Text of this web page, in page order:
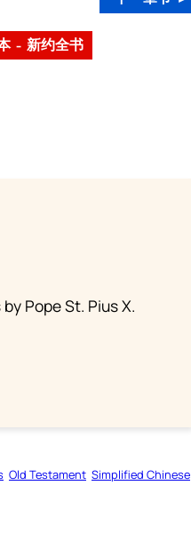
– 新约全书
Pope St. Pius X.
Old Testament Simplified Chinese